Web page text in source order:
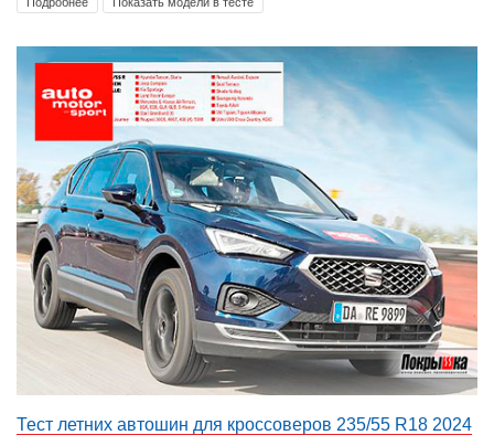
Тест летних автошин для кроссоверов 235/55 R18 2024